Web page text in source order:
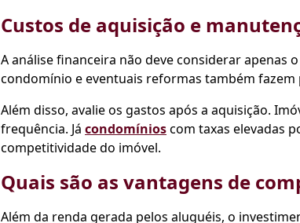
Custos de aquisição e
A análise financeira não deve considerar apenas
condomínio e eventuais reformas também fazem
Além disso, avalie os gastos após a aquisição.
frequência. Já condomínioscom taxas elevadas
competitividade do imóvel.
Quais são as vantagens de
Além da renda gerada pelos aluguéis, o